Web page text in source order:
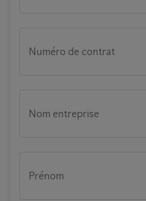
Numéro de contrat
Nom entreprise
Prénom